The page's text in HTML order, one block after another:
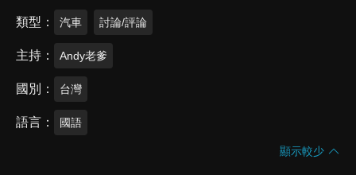
類型 汽車 討論/評論
主持 Andy老爹
國別 台灣
語言 國語
顯示較少